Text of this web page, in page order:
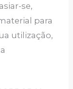
se,
para
utilização,